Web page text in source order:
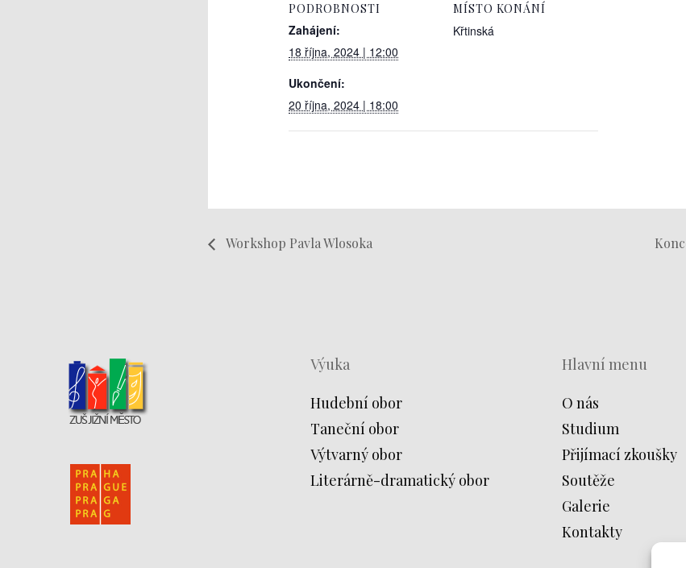
PODROBNOSTI
Zahájení:
18 října, 2024 | 12:00
Ukončení:
20 října, 2024 | 18:00
MÍSTO KONÁNÍ
Křtinská
Workshop Pavla Wlosoka
Výuka
Hudební obor
Taneční obor
Výtvarný obor
Literárně-dramatický obor
Hlavní menu
O nás
Studium
Přijímací zkoušky
Soutěže
Galerie
Kontakty